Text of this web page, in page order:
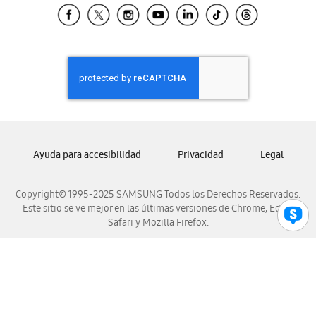
Samsung El Salvador
Samsung Honduras
Samsung Nicaragua
Samsung Panamá
Samsung Venezuela
Copyright© 1995-2025 SAMSUNG Todos los Derechos Reservados.
Este sitio se ve mejor en las últimas versiones de Chrome, Edge,
Safari y Mozilla Firefox.
Ayuda para accesibilidad Privacidad Legal